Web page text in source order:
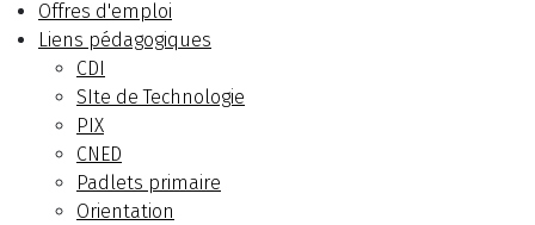
Offres d'emploi
Liens pédagogiques
CDI
SIte de Technologie
PIX
CNED
Padlets primaire
Orientation